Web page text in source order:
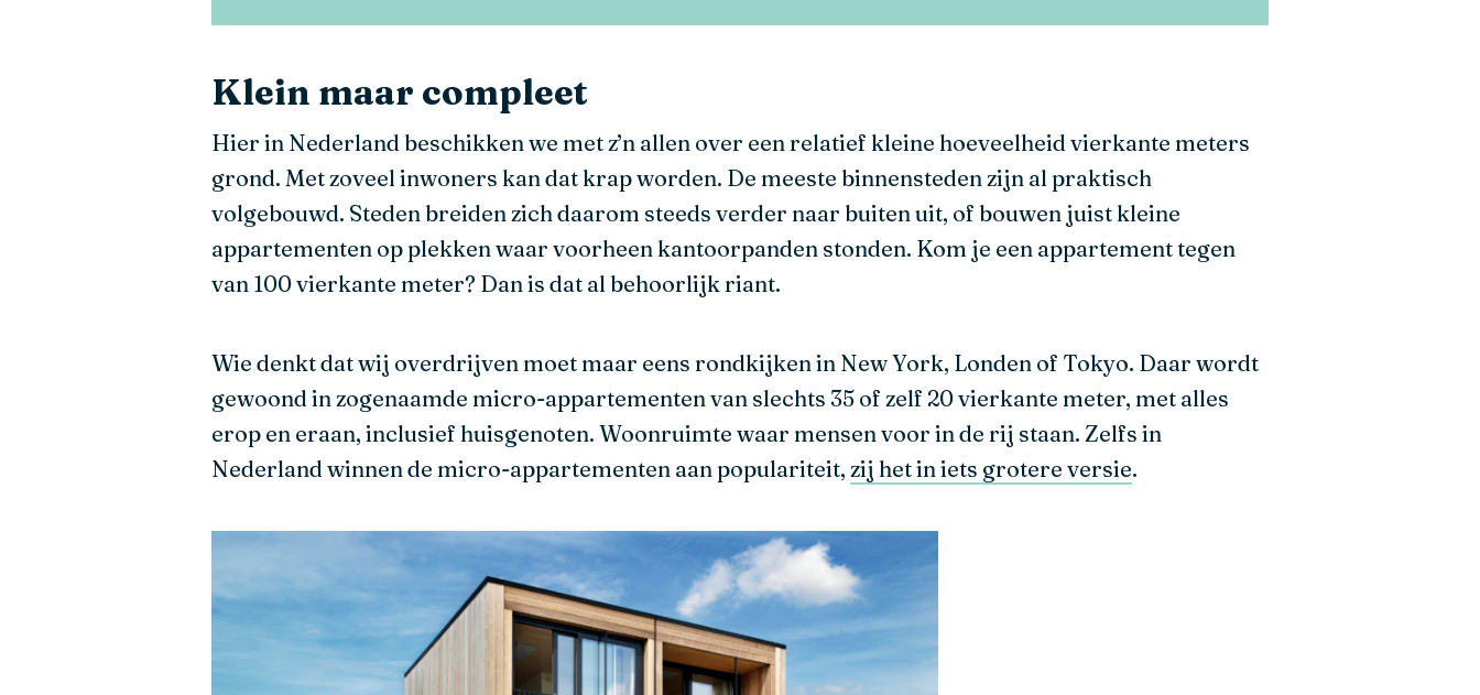
Klein maar compleet
Hier in Nederland beschikken we met z’n allen over een relatief kleine hoeveelheid vierkante meters
grond. Met zoveel inwoners kan dat krap worden. De meeste binnensteden zijn al praktisch
volgebouwd. Steden breiden zich daarom steeds verder naar buiten uit, of bouwen juist kleine
appartementen op plekken waar voorheen kantoorpanden stonden. Kom je een appartement tegen
van 100 vierkante meter? Dan is dat al behoorlijk riant.
Wie denkt dat wij overdrijven moet maar eens rondkijken in New York, Londen of Tokyo. Daar wordt
gewoond in zogenaamde micro-appartementen van slechts 35 of zelf 20 vierkante meter, met alles
erop en eraan, inclusief huisgenoten. Woonruimte waar mensen voor in de rij staan. Zelfs in
Nederland winnen de micro-appartementen aan populariteit, zij het in iets grotere versie.